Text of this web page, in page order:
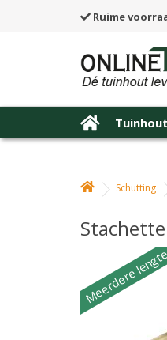
Ruime
Tuinhout
Schutting
Meerdere